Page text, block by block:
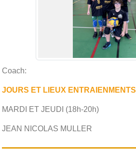
Coach:
JOURS ET LIEUX ENTRAIENMENTS
MARDI ET JEUDI (18h-20h)
JEAN NICOLAS MULLER